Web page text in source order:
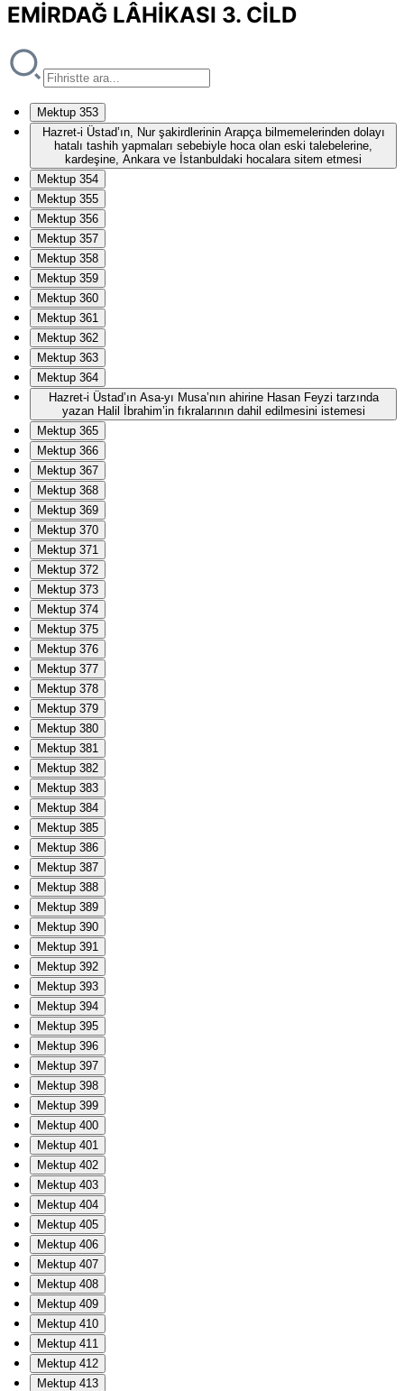
EMİRDAĞ LÂHİKASI 3. CİLD
Mektup 353
Hazret-i Üstad’ın, Nur şakirdlerinin Arapça bilmemelerinden dolayı
hatalı tashih yapmaları sebebiyle hoca olan eski talebelerine,
kardeşine, Ankara ve İstanbuldaki hocalara sitem etmesi
Mektup 354
Mektup 355
Mektup 356
Mektup 357
Mektup 358
Mektup 359
Mektup 360
Mektup 361
Mektup 362
Mektup 363
Mektup 364
Hazret-i Üstad’ın Asa-yı Musa’nın ahirine Hasan Feyzi tarzında
yazan Halil İbrahim’in fıkralarının dahil edilmesini istemesi
Mektup 365
Mektup 366
Mektup 367
Mektup 368
Mektup 369
Mektup 370
Mektup 371
Mektup 372
Mektup 373
Mektup 374
Mektup 375
Mektup 376
Mektup 377
Mektup 378
Mektup 379
Mektup 380
Mektup 381
Mektup 382
Mektup 383
Mektup 384
Mektup 385
Mektup 386
Mektup 387
Mektup 388
Mektup 389
Mektup 390
Mektup 391
Mektup 392
Mektup 393
Mektup 394
Mektup 395
Mektup 396
Mektup 397
Mektup 398
Mektup 399
Mektup 400
Mektup 401
Mektup 402
Mektup 403
Mektup 404
Mektup 405
Mektup 406
Mektup 407
Mektup 408
Mektup 409
Mektup 410
Mektup 411
Mektup 412
Mektup 413